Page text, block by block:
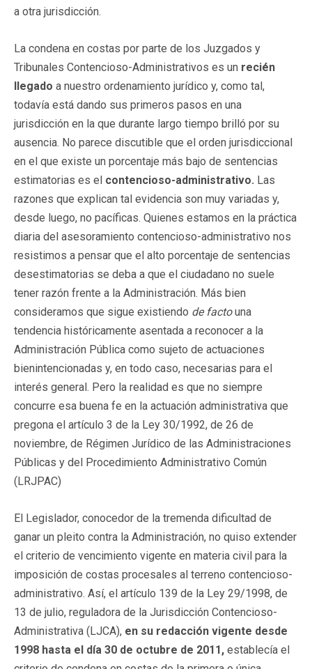
a otra jurisdicción.
La condena en costas por parte de los Juzgados y
Tribunales Contencioso-Administrativos es un recién
llegado a nuestro ordenamiento jurídico y, como tal,
todavía está dando sus primeros pasos en una
jurisdicción en la que durante largo tiempo brilló por su
ausencia. No parece discutible que el orden jurisdiccional
en el que existe un porcentaje más bajo de sentencias
estimatorias es el contencioso-administrativo. Las
razones que explican tal evidencia son muy variadas y,
desde luego, no pacíficas. Quienes estamos en la práctica
diaria del asesoramiento contencioso-administrativo nos
resistimos a pensar que el alto porcentaje de sentencias
desestimatorias se deba a que el ciudadano no suele
tener razón frente a la Administración. Más bien
consideramos que sigue existiendo de factouna
tendencia históricamente asentada a reconocer a la
Administración Pública como sujeto de actuaciones
bienintencionadas y, en todo caso, necesarias para el
interés general. Pero la realidad es que no siempre
concurre esa buena fe en la actuación administrativa que
pregona el artículo 3 de la Ley 30/1992, de 26 de
noviembre, de Régimen Jurídico de las Administraciones
Públicas y del Procedimiento Administrativo Común
(LRJPAC)
El Legislador, conocedor de la tremenda dificultad de
ganar un pleito contra la Administración, no quiso extender
el criterio de vencimiento vigente en materia civil para la
imposición de costas procesales al terreno contencioso-
administrativo. Así, el artículo 139 de la Ley 29/1998, de
13 de julio, reguladora de la Jurisdicción Contencioso-
Administrativa (LJCA), en su redacción vigente desde
1998 hasta el día 30 de octubre de 2011, establecía el